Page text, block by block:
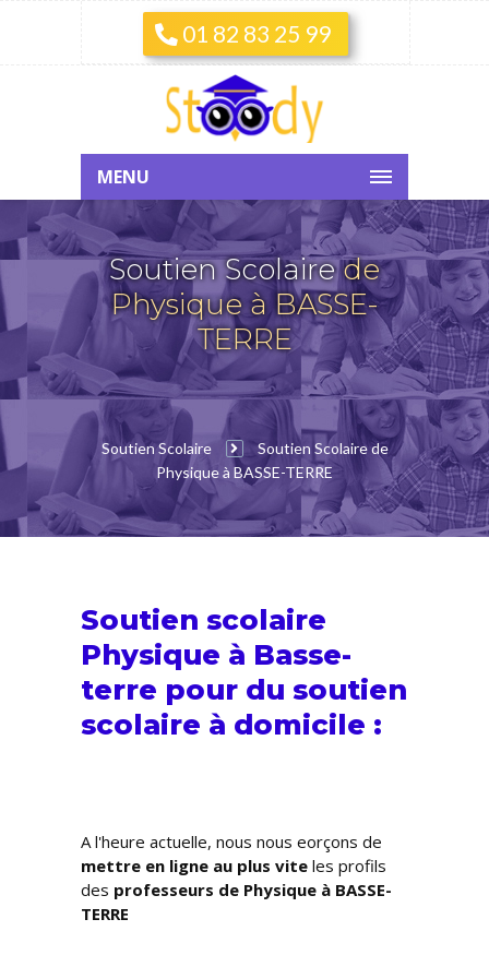
01 82 83 25 99
MENU
Soutien Scolairede
Physique à BASSE-
TERRE
Soutien Scolaire
Soutien Scolaire de
Physique à BASSE-TERRE
Soutien scolaire
Physique à Basse-
terre pour du soutien
scolaire à domicile :
A l'heure actuelle, nous nous efforçons de
mettre en ligne au plus vite les profils
des professeurs de Physique à BASSE-
TERRE